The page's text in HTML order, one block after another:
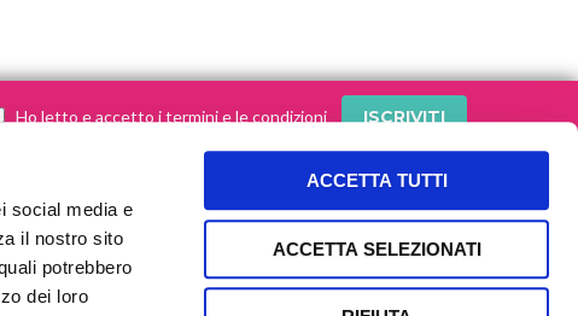
social media e
il nostro sito
potrebbero
dei loro
ACCETTA TUTTI
ACCETTA SELEZIONATI
Ho letto e accetto i termini e le condizioni
SEGUI le nostre storie sui social!